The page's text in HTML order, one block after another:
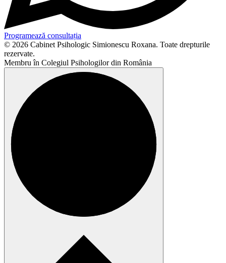
Programează consultația
© 2026 Cabinet Psihologic Simionescu Roxana. Toate drepturile
rezervate.
Membru în Colegiul Psihologilor din România